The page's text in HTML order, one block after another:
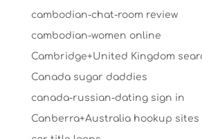
cambodian-chat-room review
cambodian-women online
Cambridge+United Kingdom
Canada sugar daddies
canada-russian-dating sign in
Canberra+Australia hookup sites